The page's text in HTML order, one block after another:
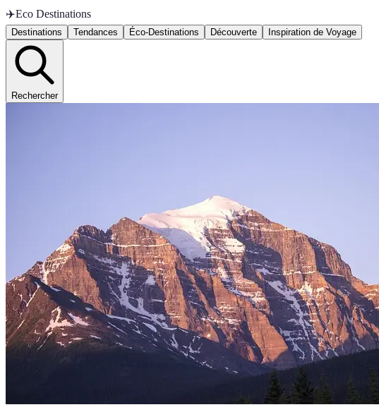
✈️Eco Destinations
Destinations Tendances Éco-Destinations Découverte Inspiration de Voyage
Rechercher